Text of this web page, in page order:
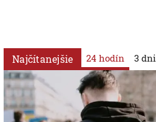
Najčítanejšie 24 hodín 3 dni